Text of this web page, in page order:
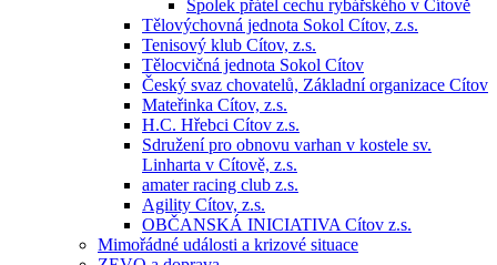
Spolek přátel cechu rybářského v Cítově
Tělovýchovná jednota Sokol Cítov, z.s.
Tenisový klub Cítov, z.s.
Tělocvičná jednota Sokol Cítov
Český svaz chovatelů, Základní organizace Cítov
Mateřinka Cítov, z.s.
H.C. Hřebci Cítov z.s.
Sdružení pro obnovu varhan v kostele sv.
Linharta v Cítově, z.s.
amater racing club z.s.
Agility Cítov, z.s.
OBČANSKÁ INICIATIVA Cítov z.s.
Mimořádné události a krizové situace